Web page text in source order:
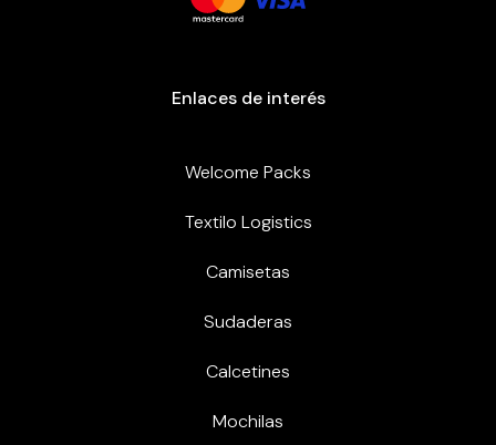
Enlaces de interés
Welcome Packs
Textilo Logistics
Camisetas
Sudaderas
Calcetines
Mochilas